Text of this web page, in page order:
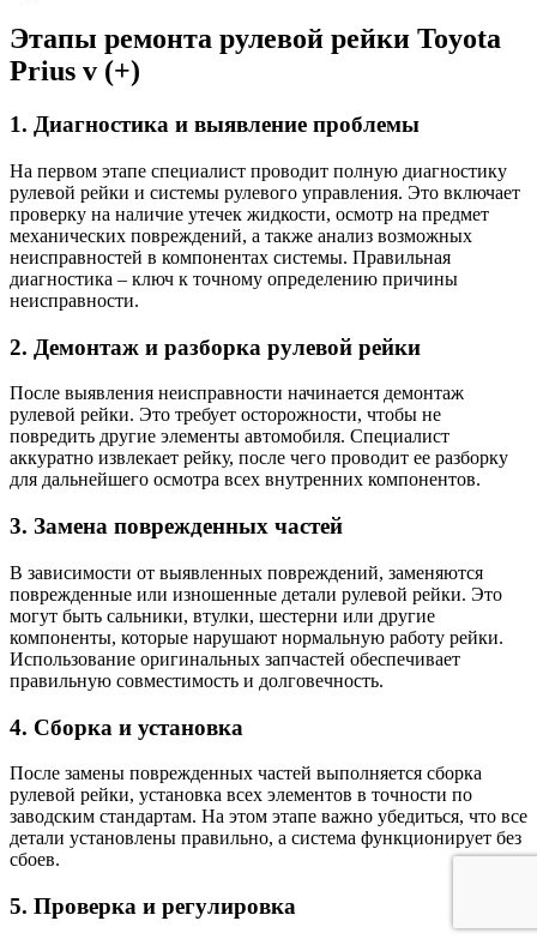
Этапы ремонта рулевой рейки Toyota
Prius v (+)
1. Диагностика и выявление проблемы
На первом этапе специалист проводит полную диагностику
рулевой рейки и системы рулевого управления. Это включает
проверку на наличие утечек жидкости, осмотр на предмет
механических повреждений, а также анализ возможных
неисправностей в компонентах системы. Правильная
диагностика – ключ к точному определению причины
неисправности.
2. Демонтаж и разборка рулевой рейки
После выявления неисправности начинается демонтаж
рулевой рейки. Это требует осторожности, чтобы не
повредить другие элементы автомобиля. Специалист
аккуратно извлекает рейку, после чего проводит ее разборку
для дальнейшего осмотра всех внутренних компонентов.
3. Замена поврежденных частей
В зависимости от выявленных повреждений, заменяются
поврежденные или изношенные детали рулевой рейки. Это
могут быть сальники, втулки, шестерни или другие
компоненты, которые нарушают нормальную работу рейки.
Использование оригинальных запчастей обеспечивает
правильную совместимость и долговечность.
4. Сборка и установка
После замены поврежденных частей выполняется сборка
рулевой рейки, установка всех элементов в точности по
заводским стандартам. На этом этапе важно убедиться, что все
детали установлены правильно, а система функционирует без
сбоев.
5. Проверка и регулировка